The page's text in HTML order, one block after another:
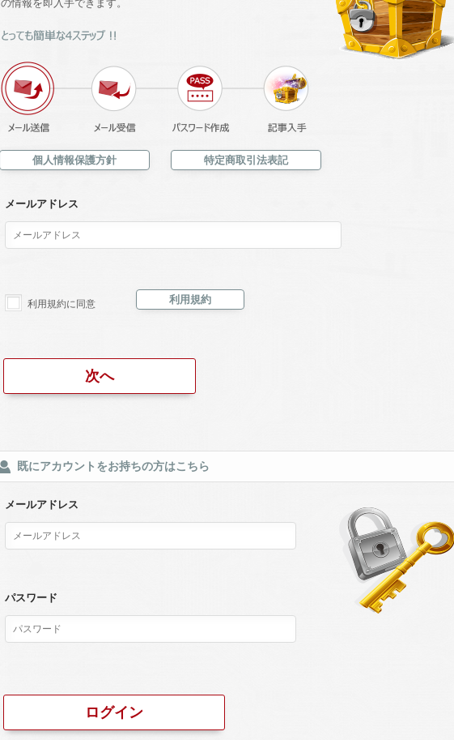
の情報を即入手できます。
個人情報保護方針 特定商取引法表記
メールアドレス
利用規約に同意 利用規約
既にアカウントをお持ちの方はこちら
メールアドレス
パスワード